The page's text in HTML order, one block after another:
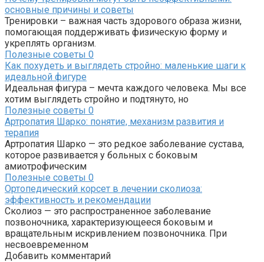
основные причины и советы
Тренировки – важная часть здорового образа жизни,
помогающая поддерживать физическую форму и
укреплять организм.
Полезные советы 0
Как похудеть и выглядеть стройно: маленькие шаги к
идеальной фигуре
Идеальная фигура – мечта каждого человека. Мы все
хотим выглядеть стройно и подтянуто, но
Полезные советы 0
Артропатия Шарко: понятие, механизм развития и
терапия
Артропатия Шарко — это редкое заболевание сустава,
которое развивается у больных с боковым
амиотрофическим
Полезные советы 0
Ортопедический корсет в лечении сколиоза:
эффективность и рекомендации
Сколиоз — это распространенное заболевание
позвоночника, характеризующееся боковым и
вращательным искривлением позвоночника. При
несвоевременном
Добавить комментарий